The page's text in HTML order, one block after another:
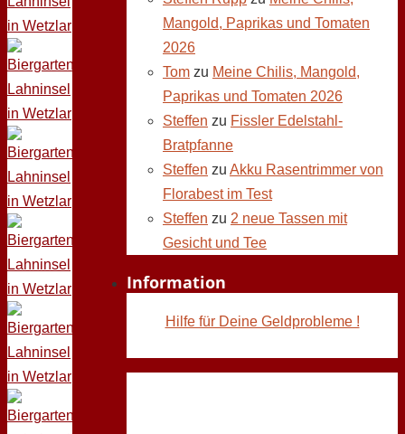
Mangold, Paprikas und Tomaten
2026
Tom zu Meine Chilis, Mangold,
Paprikas und Tomaten 2026
Steffen zu Fissler Edelstahl-
Bratpfanne
Steffen zu Akku Rasentrimmer von
Florabest im Test
Steffen zu 2 neue Tassen mit
Gesicht und Tee
Information
Hilfe für Deine Geldprobleme !